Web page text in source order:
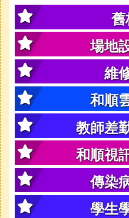
舊
場地
維
和順
教師差
和順視
傳染
學生